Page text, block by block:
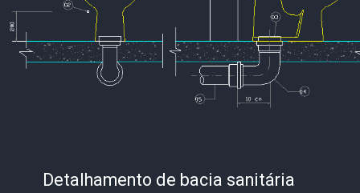
Detalhamento de bacia sanitária